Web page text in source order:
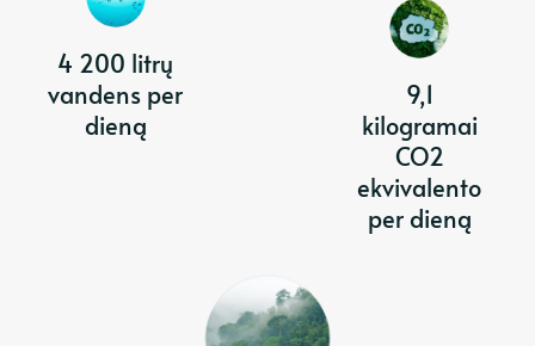
4 200 litrų
vandens per
dieną
9,1
kilogramai
CO2
ekvivalento
per dieną